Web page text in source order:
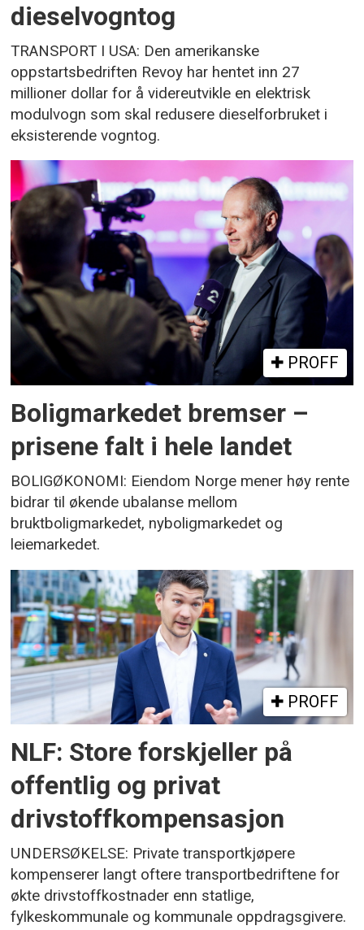
dieselvogntog
TRANSPORT I USA: Den amerikanske
oppstartsbedriften Revoy har hentet inn 27
millioner dollar for å videreutvikle en elektrisk
modulvogn som skal redusere dieselforbruket i
eksisterende vogntog.
PROFF
Boligmarkedet bremser –
prisene falt i hele landet
BOLIGØKONOMI: Eiendom Norge mener høy rente
bidrar til økende ubalanse mellom
bruktboligmarkedet, nyboligmarkedet og
leiemarkedet.
PROFF
NLF: Store forskjeller på
offentlig og privat
drivstoffkompensasjon
UNDERSØKELSE: Private transportkjøpere
kompenserer langt oftere transportbedriftene for
økte drivstoffkostnader enn statlige,
fylkeskommunale og kommunale oppdragsgivere.